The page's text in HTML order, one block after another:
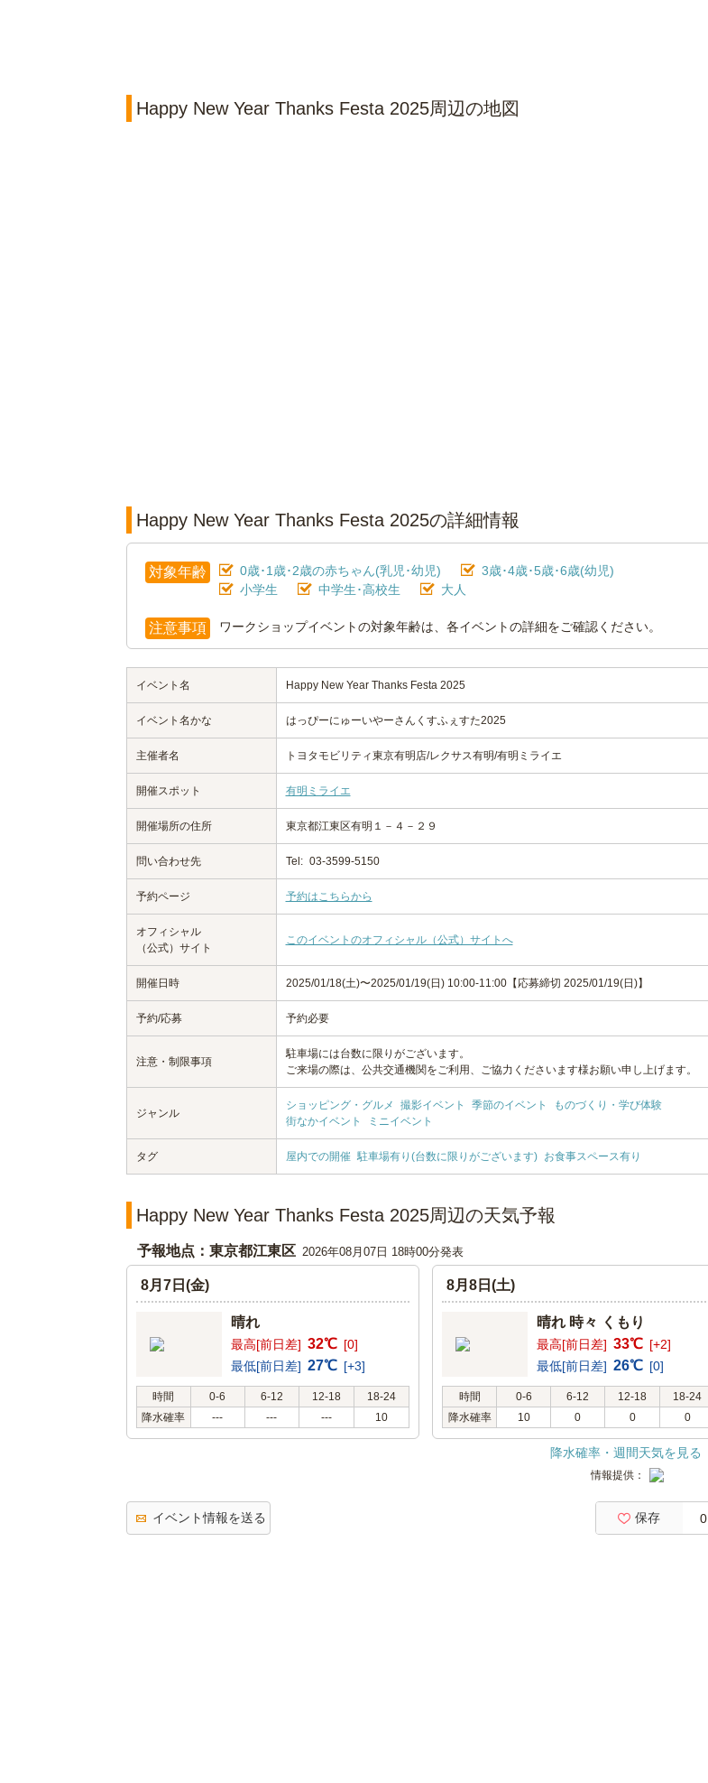
Happy New Year Thanks Festa 2025周辺の地図
Happy New Year Thanks Festa 2025の詳細情報
対象年齢 0歳･1歳･2歳の赤ちゃん(乳児･幼児)
3歳･4歳･5歳･6歳(幼児)
小学生
中学生･高校生 大人
注意事項 ワークショップイベントの対象年齢は、各イベントの詳細をご確認ください。
イベント名 Happy New Year Thanks Festa 2025
イベント名かな はっぴーにゅーいやーさんくすふぇすた2025
主催者名 トヨタモビリティ東京有明店/レクサス有明/有明ミライエ
開催スポット 有明ミライエ
開催場所の住所 東京都江東区有明１－４－２９
問い合わせ先 Tel: 03-3599-5150
予約ページ 予約はこちらから
オフィシャル
（公式）サイト
このイベントのオフィシャル（公式）サイトへ
開催日時 2025/01/18(土)〜2025/01/19(日) 10:00-11:00【応募締切 2025/01/19(日)】
予約/応募 予約必要
注意・制限事項
駐車場には台数に限りがございます。
ご来場の際は、公共交通機関をご利用、ご協力くださいます様お願い申し上げます。
ジャンル
ショッピング・グルメ 撮影イベント 季節のイベント
ものづくり・学び体験
街なかイベント
ミニイベント
タグ 屋内での開催 駐車場有り(台数に限りがございます) お食事スペース有り
Happy New Year Thanks Festa 2025周辺の天気予報
予報地点：東京都江東区 2026年08月07日 18時00分発表
8月7日(金)
晴れ
最高[前日差] 32℃ [0]
最低[前日差] 27℃ [+3]
時間 0-6 6-12 12-18
18-24
降水確率
--- --- --- 10
8月8日(土)
晴れ 時々 くもり
最高[前日差] 33℃ [+2]
最低[前日差] 26℃ [0]
時間 0-6 6-12 12-18
18-24
降水確率
10 0 0 0
降水確率・週間天気を見る
情報提供：
イベント情報を送る 保存 0